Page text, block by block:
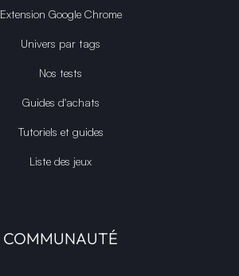
Extension Google Chrome
Univers par tags
Nos tests
Guides d'achats
Tutoriels et guides
Liste des jeux
COMMUNAUTÉ